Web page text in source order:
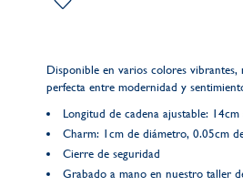
Disponible en varios colores vibrantes,
perfecta entre modernidad y
Longitud de cadena ajustable:
Charm: 1cm de diámetro, 0.05cm
Cierre de seguridad
Grabado a mano en nuestro taller